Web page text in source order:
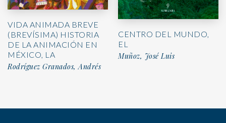
VIDA ANIMADA BREVE
(BREVÍSIMA) HISTORIA
DE LA ANIMACIÓN EN
MÉXICO, LA
Rodríguez Granados, Andrés
CENTRO DEL MUNDO,
EL
Muñoz, José Luis